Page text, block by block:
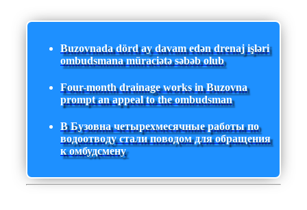
Buzovnada dörd ay davam edən drenaj işləri
ombudsmana müraciətə səbəb olub
Four-month drainage works in Buzovna
prompt an appeal to the ombudsman
В Бузовна четырехмесячные работы по
водоотводу стали поводом для обращения
к омбудсмену